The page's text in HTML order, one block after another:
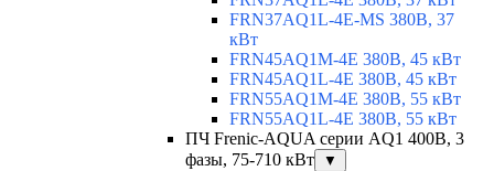
FRN37AQ1L-4E-MS 380В, 37
кВт
FRN45AQ1M-4E 380В, 45 кВт
FRN45AQ1L-4E 380В, 45 кВт
FRN55AQ1M-4E 380В, 55 кВт
FRN55AQ1L-4E 380В, 55 кВт
ПЧ Frenic-AQUA серии AQ1 400В, 3
фазы, 75-710 кВт
▼